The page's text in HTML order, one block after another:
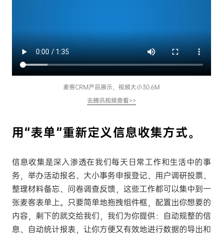
麦客CRM产品展示，视频大小30.6M
去腾讯视频查看>>
用“表单”重新定义信息收集方式。
信息收集是深入渗透在我们每天日常工作和生活中的事
务，举办活动报名、大小事务申报登记、用户调研投票、
整理材料备忘、问卷调查反馈，这些工作都可以集中到一
张麦客表单上。只要简单地拖拽组件框，配置出你想要的
内容，剩下的就交给我们，我们为你提供：自动规整的信
息、自动统计报表，让你方便又有效地进行数据的导出和